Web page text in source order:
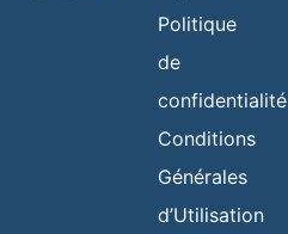
Politique
de
confidentialité
Conditions
Générales
d’Utilisation